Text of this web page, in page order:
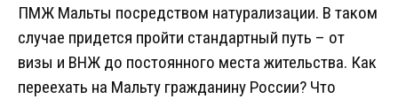
ПМЖ Мальты посредством натурализации. В таком
случае придется пройти стандартный путь – от
визы и ВНЖ до постоянного места жительства. Как
переехать на Мальту гражданину России? Что